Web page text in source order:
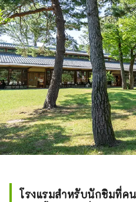
โรงแรมสำหรับนักชิมที่